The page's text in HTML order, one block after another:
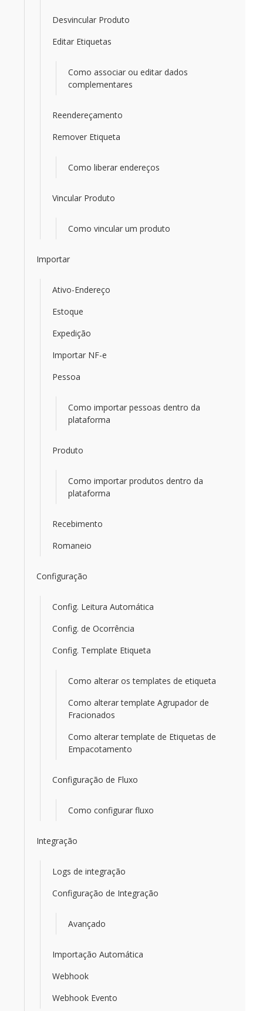
Desvincular Produto
Editar Etiquetas
Como associar ou editar dados
complementares
Reendereçamento
Remover Etiqueta
Como liberar endereços
Vincular Produto
Como vincular um produto
Importar
Ativo-Endereço
Estoque
Expedição
Importar NF-e
Pessoa
Como importar pessoas dentro da
plataforma
Produto
Como importar produtos dentro da
plataforma
Recebimento
Romaneio
Configuração
Config. Leitura Automática
Config. de Ocorrência
Config. Template Etiqueta
Como alterar os templates de etiqueta
Como alterar template Agrupador de
Fracionados
Como alterar template de Etiquetas de
Empacotamento
Configuração de Fluxo
Como configurar fluxo
Integração
Logs de integração
Configuração de Integração
Avançado
Importação Automática
Webhook
Webhook Evento